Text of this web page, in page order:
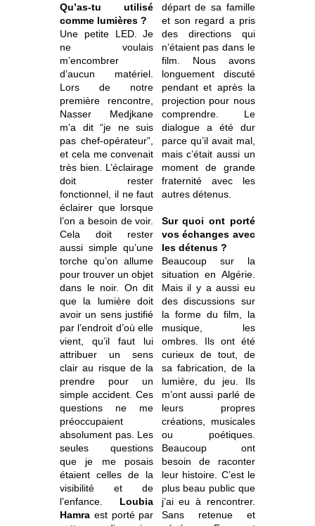
Qu’as-tu utilisé
comme lumières ?
Une petite LED. Je
ne voulais
m’encombrer
d’aucun matériel.
Lors de notre
première rencontre,
Nasser Medjkane
m’a dit “je ne suis
pas chef-opérateur”,
et cela me convenait
très bien. L’éclairage
doit rester
fonctionnel, il ne faut
éclairer que lorsque
l’on a besoin de voir.
Cela doit rester
aussi simple qu’une
torche qu’on allume
pour trouver un objet
dans le noir. On dit
que la lumière doit
avoir un sens justifié
par l’endroit d’où elle
vient, qu’il faut lui
attribuer un sens
clair au risque de la
prendre pour un
simple accident. Ces
questions ne me
préoccupaient
absolument pas. Les
seules questions
que je me posais
étaient celles de la
visibilité et de
l’enfance. Loubia
Hamra est porté par
départ de sa famille
et son regard a pris
des directions qui
n’étaient pas dans le
film. Nous avons
longuement discuté
pendant et après la
projection pour nous
comprendre. Le
dialogue a été dur
parce qu’il avait mal,
mais c’était aussi un
moment de grande
fraternité avec les
autres détenus.
Sur quoi ont porté
vos échanges avec
les détenus ?
Beaucoup sur la
situation en Algérie.
Mais il y a aussi eu
des discussions sur
la forme du film, la
musique, les
ombres. Ils ont été
curieux de tout, de
sa fabrication, de la
lumière, du jeu. Ils
m’ont aussi parlé de
leurs propres
créations, musicales
ou poétiques.
Beaucoup ont
besoin de raconter
leur histoire. C’est le
plus beau public que
j’ai eu à rencontrer.
Sans retenue et